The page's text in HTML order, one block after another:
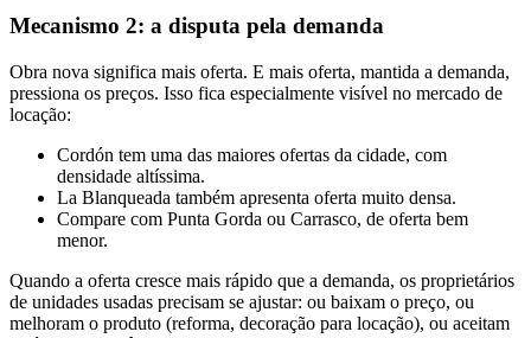
Mecanismo 2: a disputa pela demanda
Obra nova significa mais oferta. E mais oferta, mantida a demanda,
pressiona os preços. Isso fica especialmente visível no mercado de
locação:
Cordón tem uma das maiores ofertas da cidade, com
densidade altíssima.
La Blanqueada também apresenta oferta muito densa.
Compare com Punta Gorda ou Carrasco, de oferta bem
menor.
Quando a oferta cresce mais rápido que a demanda, os proprietários
de unidades usadas precisam se ajustar: ou baixam o preço, ou
melhoram o produto (reforma, decoração para locação), ou aceitam